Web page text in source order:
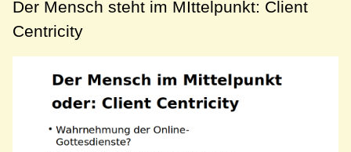
Der Mensch steht im MIttelpunkt: Client
Centricity